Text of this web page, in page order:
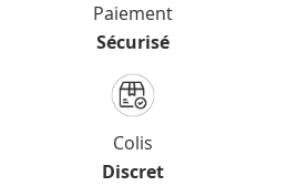
Paiement
Sécurisé
Colis
Discret